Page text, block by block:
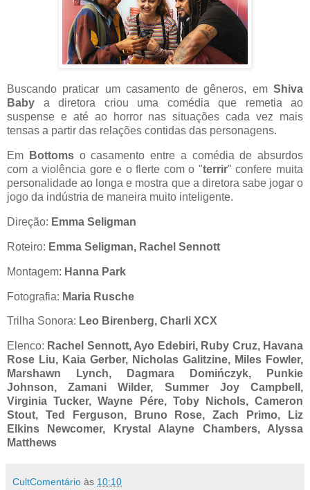
Buscando praticar um casamento de gêneros, em Shiva
Baby a diretora criou uma comédia que remetia ao
suspense e até ao horror nas situações cada vez mais
tensas a partir das relações contidas das personagens.
Em Bottoms o casamento entre a comédia de absurdos
com a violência gore e o flerte com o "terrir" confere muita
personalidade ao longa e mostra que a diretora sabe jogar o
jogo da indústria de maneira muito inteligente.
Direção: Emma Seligman
Roteiro: Emma Seligman, Rachel Sennott
Montagem: Hanna Park
Fotografia: Maria Rusche
Trilha Sonora: Leo Birenberg, Charli XCX
Elenco: Rachel Sennott, Ayo Edebiri, Ruby Cruz, Havana
Rose Liu, Kaia Gerber, Nicholas Galitzine, Miles Fowler,
Marshawn Lynch, Dagmara Domińczyk, Punkie
Johnson, Zamani Wilder, Summer Joy Campbell,
Virginia Tucker, Wayne Pére, Toby Nichols, Cameron
Stout, Ted Ferguson, Bruno Rose, Zach Primo, Liz
Elkins Newcomer, Krystal Alayne Chambers, Alyssa
Matthews
CultComentário às 10:10